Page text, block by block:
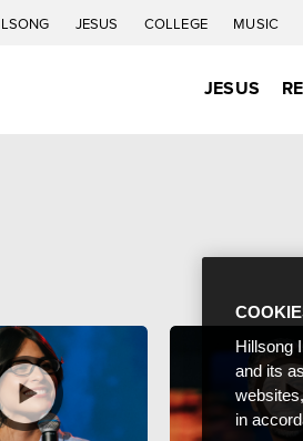
JESUS COLLEGE MUSIC
JESUS
Hillsong
and its
in